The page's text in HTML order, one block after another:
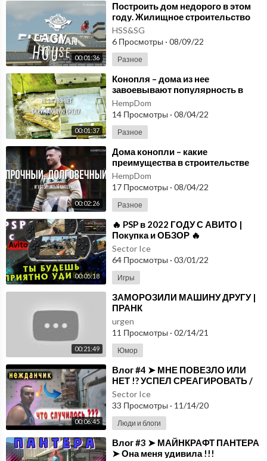
00:01:36
⁣Построить дом недорого в этом
году. Жилищное строительство
или строительство жилья в
России.
HSS&SG
6 Просмотры · 08/09/22
Разное
00:01:37
⁣Конопля – дома из нее
завоевывают популярность в
России! Построить дом в 2022
году из конопли?
HempDom
14 Просмотры · 08/04/22
Разное
00:02:26
⁣Дома конопли – какие
преимущества в строительстве
существуют в 2022 году? Об этом
HEMPDOM.ru
HempDom
17 Просмотры · 08/04/22
Разное
00:05:18
⁣🔥 PSP в 2022 ГОДУ С АВИТО |
Покупка и ОБЗОР 🔥
Sector Ice
64 Просмотры · 03/01/22
Игры
00:21:49
⁣ЗАМОРОЗИЛИ МАШИНУ ДРУГУ |
ПРАНК
urgen
11 Просмотры · 02/14/21
Юмор
00:06:45
⁣Влог #4 ➤ МНЕ ПОВЕЗЛО ИЛИ
НЕТ !? УСПЕЛ СРЕАГИРОВАТЬ /
Газовая колонка
Sector Ice
33 Просмотры · 11/14/20
Люди и блоги
⁣Влог #3 ➤ МАЙНКРАФТ ПАНТЕРА
➤ Она меня удивила !!!